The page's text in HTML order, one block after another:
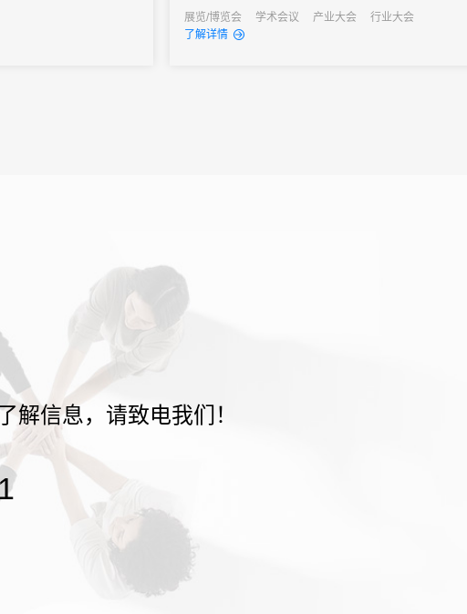
务活动。参会客商涵盖世
会，单场活动潜在投资意
天府国际会议中心盛大举办。本次大会以“显示无处不在·映
象”为主题，核心议程涵盖开幕式、产业专题活动以及创新
展览/博览会 学术会议 产业大会
行业大会
了解详情
解信息，请致电我们！